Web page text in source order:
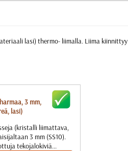
lasi) thermo- liimalla. Liima kiinnittyy
3 mm,
lasi)
(kristalli liimattava,
3 mm (SS10).
tekojalokiviä...